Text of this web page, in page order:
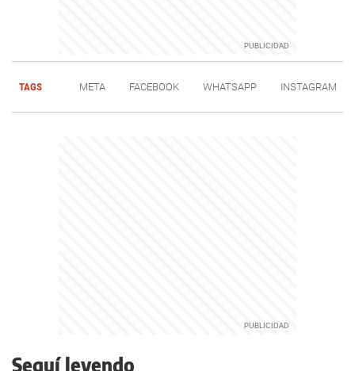
TAGS META FACEBOOK WHATSAPP INSTAGRAM
Seguí leyendo